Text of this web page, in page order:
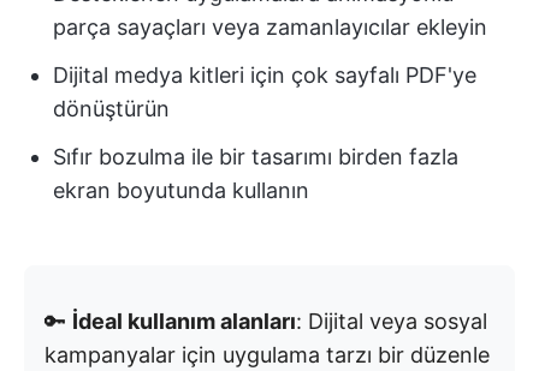
parça sayaçları veya zamanlayıcılar ekleyin
Dijital medya kitleri için çok sayfalı PDF'ye
dönüştürün
Sıfır bozulma ile bir tasarımı birden fazla
ekran boyutunda kullanın
🔑 İdeal kullanım alanları: Dijital veya sosyal
kampanyalar için uygulama tarzı bir düzenle